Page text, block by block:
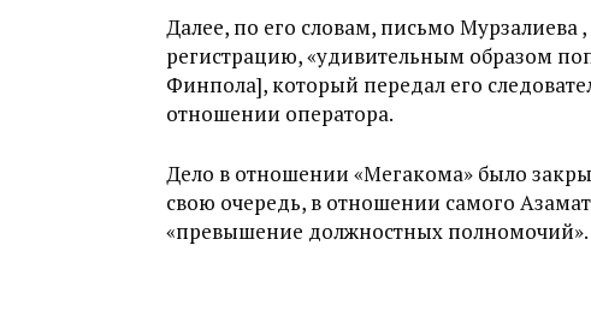
Далее, по его словам, письмо Мурзалиева
регистрацию, «удивительным образом
Финпола], который передал его
отношении оператора.
Дело в отношении «Мегакома» было
свою очередь, в отношении самого
«превышение должностных полномочий».